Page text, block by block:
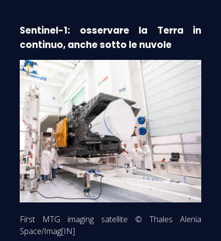
Sentinel-1: osservare la Terra in
continuo, anche sotto le nuvole
First MTG imaging satellite © Thales Alenia
Space/Imag[IN]